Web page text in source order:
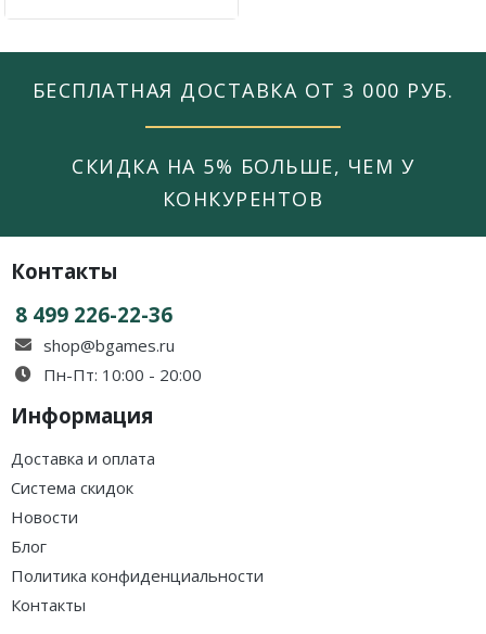
БЕСПЛАТНАЯ ДОСТАВКА ОТ 3 000 РУБ.
СКИДКА НА 5% БОЛЬШЕ, ЧЕМ У
КОНКУРЕНТОВ
Контакты
8 499 226-22-36
shop@bgames.ru
Пн-Пт: 10:00 - 20:00
Информация
Доставка и оплата
Система скидок
Новости
Блог
Политика конфиденциальности
Контакты